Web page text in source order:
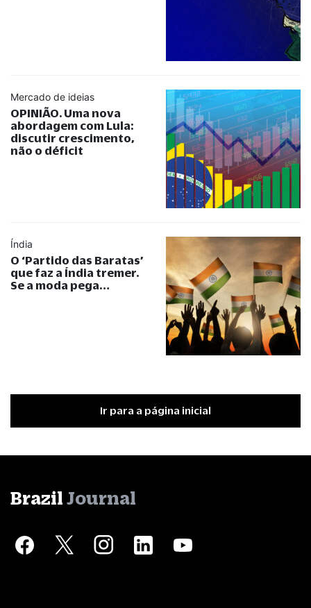
Mercado de ideias
OPINIÃO. Uma nova
abordagem com Lula:
discutir crescimento,
não o déficit
Índia
O ‘Partido das Baratas’
que faz a Índia tremer.
Se a moda pega…
Ir para a página inicial
Brazil Journal